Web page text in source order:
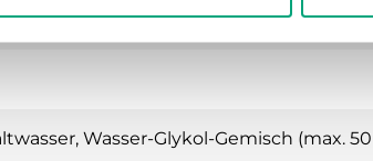
Wasser-Glykol-Gemisch (max. 50